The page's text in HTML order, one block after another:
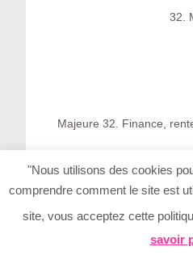
32.
Majeure 32. Finance,
33.
"Nous utilisons des cookies
comprendre comment le site est
site, vous acceptez cette
savoir